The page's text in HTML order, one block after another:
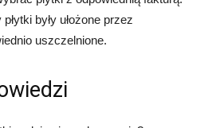
były ułożone przez
uszczelnione.